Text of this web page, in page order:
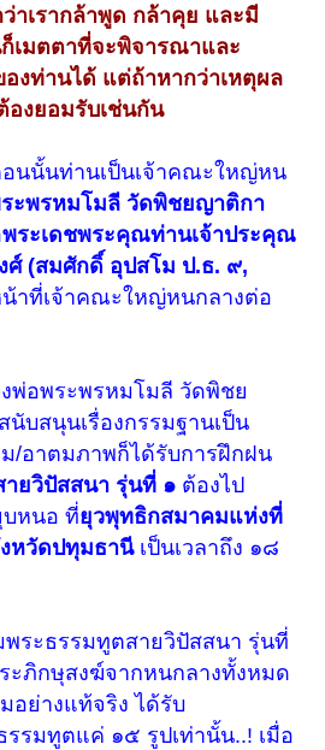
าเรากล้าพูด กล้าคุย และมี
เมตตาที่จะพิจารณาและ
งท่านได้ แต่ถ้าหากว่าเหตุผล
องยอมรับเช่นกัน
อนนั้นท่านเป็นเจ้าคณะใหญ่หน
ะพรหมโมลี วัดพิชยญาติกา
พระเดชพระคุณท่านเจ้าประคุณ
ศ์ (สมศักดิ์ อุปสโม ป.ธ. ๙,
าที่เจ้าคณะใหญ่หนกลางต่อ
พ่อพระพรหมโมลี วัดพิชย
บสนุนเรื่องกรรมฐานเป็น
/อาตมภาพก็ได้รับการฝึกฝน
ยวิปัสสนา รุ่นที่ ๑ ต้องไป
หนอ ที่ยุวพุทธิกสมาคมแห่งที่
หวัดปทุมธานีเป็นเวลาถึง ๑๘
พระธรรมทูตสายวิปัสสนา รุ่นที่
ะภิกษุสงฆ์จากหนกลางทั้งหมด
อย่างแท้จริง ได้รับ
รมทูตแค่ ๑๕ รูปเท่านั้น..! เมื่อ